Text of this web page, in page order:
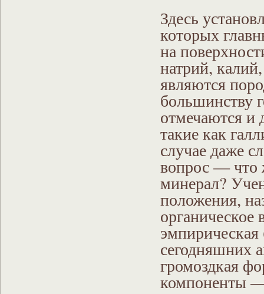
Здесь
которых
на
натрий,
являются
большинству
отмечаются и
такие как
случае даже
вопрос — что
минерал?
положения,
эмпирическая
сегодняшних
громоздкая
компоненты